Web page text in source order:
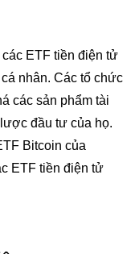
ETF tiền điện tử
nhân. Các tổ chức
các sản phẩm tài
đầu tư của họ.
Bitcoin của
ETF tiền điện tử